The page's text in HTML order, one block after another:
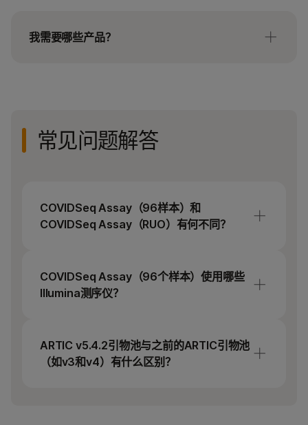
我需要哪些产品？
Viral RNA extraction kit (如：QIAamp Viral
常见问题解答
COVIDSeq Assay（96样本）和
COVIDSeq Assay（RUO）有何不同？
COVIDSeq Assay（96个样本）可在Illumina台
式测序仪上运行多达96个样本，以适应规模较
NextSeq系列测序仪上运行多达3072个样本。
COVIDSeq Assay（96个样本）使用哪些
Illumina测序仪？
序。然而，COVIDSeq Assay（96）样本的低
通量配置非常适合Illumina桌面式测序仪，包括
ARTIC v5.4.2引物池与之前的ARTIC引物池
（如v3和v4）有什么区别？